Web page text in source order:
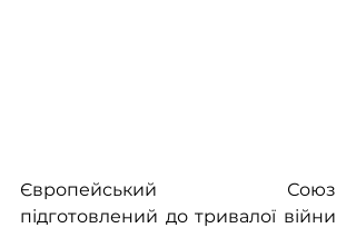
Європейський Союз
підготовлений до тривалої війни